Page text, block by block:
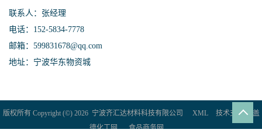
联系人：张经理
电话：152-5834-7778
邮箱：599831678@qq.com
地址：宁波华东物资城
版权所有 Copyright (©) 2026 宁波齐汇达材料科技有限公司 XML 技术支持：
盖
德化工网
食品商务网